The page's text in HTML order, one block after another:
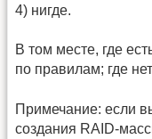
4) нигде.
В том месте, где
по правилам; где
Примечание: если
создания RAID-